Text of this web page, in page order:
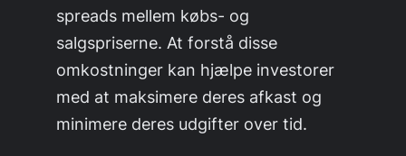
spreads mellem købs- og
salgspriserne. At forstå disse
omkostninger kan hjælpe investorer
med at maksimere deres afkast og
minimere deres udgifter over tid.